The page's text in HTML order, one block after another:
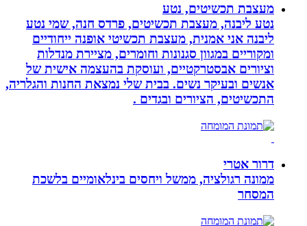
מעצבת תכשיטים, נטע
נטע ליבנה, מעצבת תכשיטים, פרדס חנה, שמי נטע
ליבנה אני אמנית, מעצבת תכשיטי אופנה ייחודיים
ומקוריים במגוון סגנונות וחומרים, מציירת מנדלות
וציורים אבסטרקטיים, ועוסקת בהעצמה אישית של
אנשים ובעיקר נשים. בבית שלי נמצאת החנות והגלריה,
התכשיטים, הציורים ובגדים .
דרור אטרי
ממונה רגולציה, ממשל ויחסים בינלאומיים בלשכת
המסחר